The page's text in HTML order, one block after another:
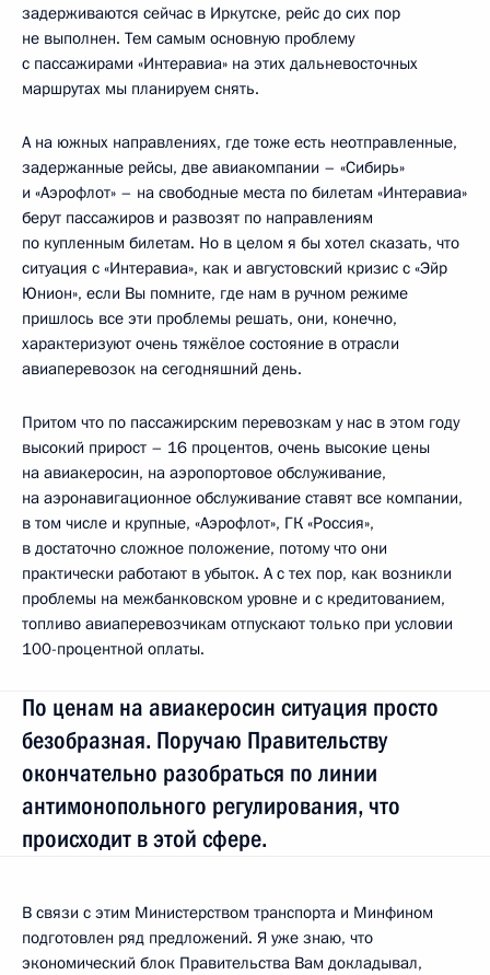
задерживаются сейчас в Иркутске, рейс до сих пор
не выполнен. Тем самым основную проблему
с пассажирами «Интеравиа» на этих дальневосточных
маршрутах мы планируем снять.
А на южных направлениях, где тоже есть неотправленные,
задержанные рейсы, две авиакомпании – «Сибирь»
и «Аэрофлот» – на свободные места по билетам «Интеравиа»
берут пассажиров и развозят по направлениям
по купленным билетам. Но в целом я бы хотел сказать, что
ситуация с «Интеравиа», как и августовский кризис с «Эйр
Юнион», если Вы помните, где нам в ручном режиме
пришлось все эти проблемы решать, они, конечно,
характеризуют очень тяжёлое состояние в отрасли
авиаперевозок на сегодняшний день.
Притом что по пассажирским перевозкам у нас в этом году
высокий прирост – 16 процентов, очень высокие цены
на авиакеросин, на аэропортовое обслуживание,
на аэронавигационное обслуживание ставят все компании,
в том числе и крупные, «Аэрофлот», ГК «Россия»,
в достаточно сложное положение, потому что они
практически работают в убыток. А с тех пор, как возникли
проблемы на межбанковском уровне и с кредитованием,
топливо авиаперевозчикам отпускают только при условии
100-процентной оплаты.
По ценам на авиакеросин ситуация просто
безобразная. Поручаю Правительству
окончательно разобраться по линии
антимонопольного регулирования, что
происходит в этой сфере.
В связи с этим Министерством транспорта и Минфином
подготовлен ряд предложений. Я уже знаю, что
экономический блок Правительства Вам докладывал,